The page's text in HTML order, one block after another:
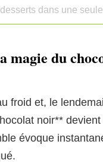
dans une
magie du
froid et, le
noir** devient
évoque